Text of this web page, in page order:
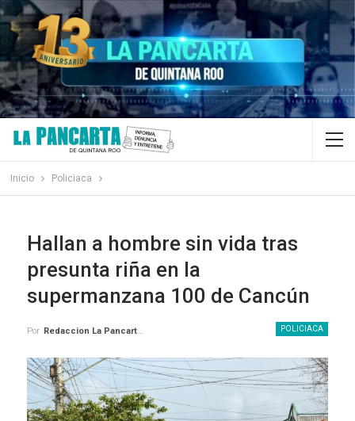
Inicio Policiaca
Hallan a hombre sin vida tras
presunta riña en la
supermanzana 100 de Cancún
POLICIACA
Por Redaccion La Pancarta De Quintana Roo